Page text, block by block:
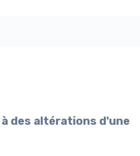
à des altérations d'une